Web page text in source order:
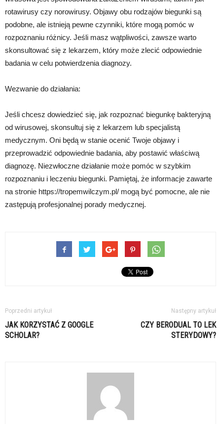
rotawirusy czy norowirusy. Objawy obu rodzajów biegunki są
podobne, ale istnieją pewne czynniki, które mogą pomóc w
rozpoznaniu różnicy. Jeśli masz wątpliwości, zawsze warto
skonsultować się z lekarzem, który może zlecić odpowiednie
badania w celu potwierdzenia diagnozy.
Wezwanie do działania:
Jeśli chcesz dowiedzieć się, jak rozpoznać biegunkę bakteryjną
od wirusowej, skonsultuj się z lekarzem lub specjalistą
medycznym. Oni będą w stanie ocenić Twoje objawy i
przeprowadzić odpowiednie badania, aby postawić właściwą
diagnozę. Niezwłoczne działanie może pomóc w szybkim
rozpoznaniu i leczeniu biegunki. Pamiętaj, że informacje zawarte
na stronie https://tropemwilczym.pl/ mogą być pomocne, ale nie
zastępują profesjonalnej porady medycznej.
Poprzedni artykuł
JAK KORZYSTAĆ Z GOOGLE
SCHOLAR?
Następny artykuł
CZY BERODUAL TO LEK
STERYDOWY?